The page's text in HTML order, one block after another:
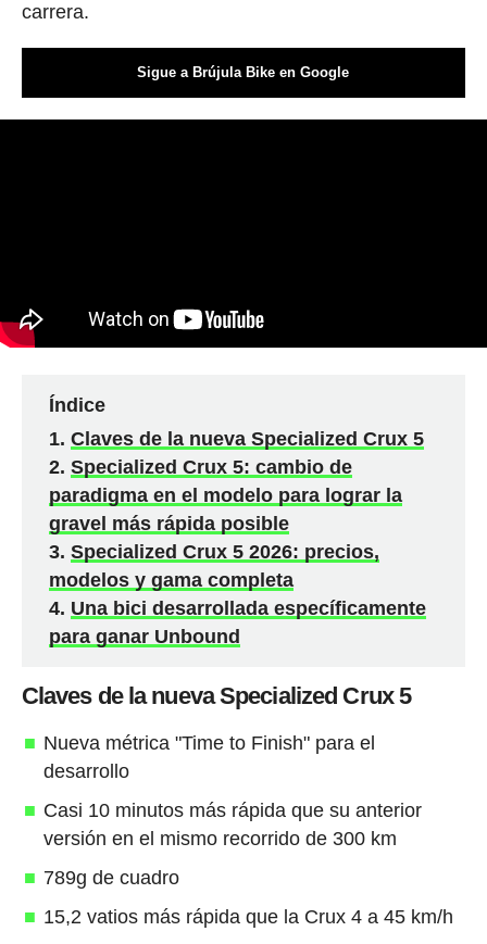
carrera.
Sigue a Brújula Bike en Google
Índice
Claves de la nueva Specialized Crux 5
Specialized Crux 5: cambio de
paradigma en el modelo para lograr la
gravel más rápida posible
Specialized Crux 5 2026: precios,
modelos y gama completa
Una bici desarrollada específicamente
para ganar Unbound
Claves de la nueva Specialized Crux 5
Nueva métrica "Time to Finish" para el
desarrollo
Casi 10 minutos más rápida que su anterior
versión en el mismo recorrido de 300 km
789g de cuadro
15,2 vatios más rápida que la Crux 4 a 45 km/h